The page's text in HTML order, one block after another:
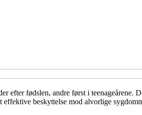
efter fødslen, andre først i teenageårene.
beskyttelse mod alvorlige